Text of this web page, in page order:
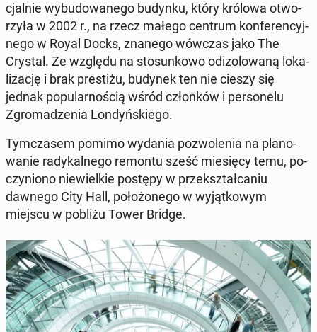
cjal­nie wy­bu­do­wa­ne­go budynku, który królowa otwo­
rzy­ła w 2002 r., na rzecz małego centrum kon­fe­ren­cyj­
ne­go w Royal Docks, znanego wówczas jako The
Crystal. Ze względu na sto­sun­ko­wo od­izo­lo­wa­ną lo­ka­
li­za­cję i brak pre­sti­żu, budynek ten nie cieszy się
jednak po­pu­lar­no­ścią wśród człon­ków i per­so­ne­lu
Zgro­ma­dze­nia Lon­dyń­skie­go.
Tym­cza­sem pomimo wydania po­zwo­le­nia na pla­no­
wa­nie ra­dy­kal­ne­go remontu sześć mie­się­cy temu, po­
czy­nio­no nie­wiel­kie postępy w prze­kształ­ca­niu
dawnego City Hall, po­ło­żo­ne­go w wy­jąt­ko­wym
miejscu w pobliżu Tower Bridge.